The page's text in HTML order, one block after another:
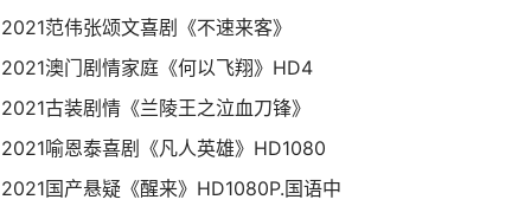
2021范伟张颂文喜剧《不速来客》
2021澳门剧情家庭《何以飞翔》HD4
2021古装剧情《兰陵王之泣血刀锋》
2021喻恩泰喜剧《凡人英雄》HD1080
2021国产悬疑《醒来》HD1080P.国语中